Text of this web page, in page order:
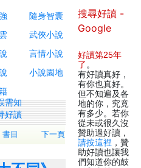
隨身智囊
武俠小說
言情小說
小說園地
需知
好讀
目 下一頁
搜尋好讀 -
Google
好讀第25年
了 。
有好讀真好，
有你也真好。
但不知遍及各
地的你，究竟
有多少。若你
從未或很久沒
贊助過好讀，
請按這裡 ，贊
助好讀也讓我
們知道你的鼓